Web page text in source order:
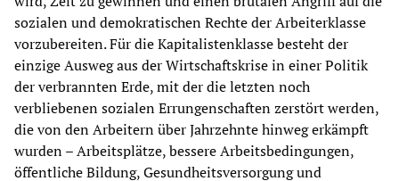
sozialen und demokratischen Rechte der Arbeiterklasse
vorzubereiten. Für die Kapitalistenklasse besteht der
einzige Ausweg aus der Wirtschaftskrise in einer Politik
der verbrannten Erde, mit der die letzten noch
verbliebenen sozialen Errungenschaften zerstört werden,
die von den Arbeitern über Jahrzehnte hinweg erkämpft
wurden – Arbeitsplätze, bessere Arbeitsbedingungen,
öffentliche Bildung, Gesundheitsversorgung und